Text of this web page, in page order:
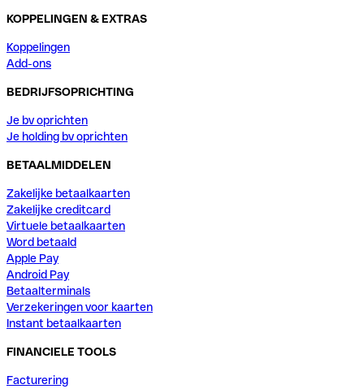
KOPPELINGEN & EXTRAS
Koppelingen
Add-ons
BEDRIJFSOPRICHTING
Je bv oprichten
Je holding bv oprichten
BETAALMIDDELEN
Zakelijke betaalkaarten
Zakelijke creditcard
Virtuele betaalkaarten
Word betaald
Apple Pay
Android Pay
Betaalterminals
Verzekeringen voor kaarten
Instant betaalkaarten
FINANCIELE TOOLS
Facturering